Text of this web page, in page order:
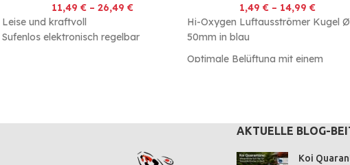
11,49 €– 26,49 €
Leise und kraftvoll
Sufenlos elektronisch regelbar
1,49 €– 14,99 €
Hi-Oxygen Luftausströmer Kugel Ø
50mm in blau
Optimale Belüftung mit einem
AKTUELLE BLOG-
Koi